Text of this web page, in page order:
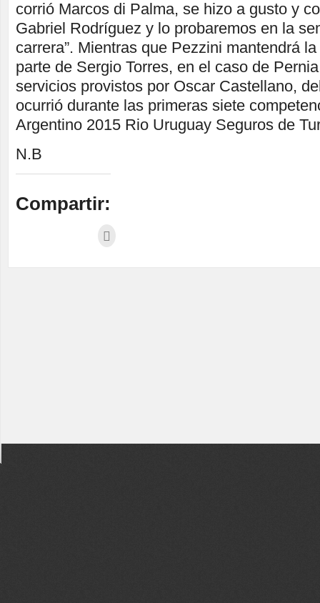
corrió Marcos di Palma, se hizo a gusto y
Gabriel Rodríguez y lo probaremos en la
carrera”. Mientras que Pezzini mantendrá
parte de Sergio Torres, en el caso de
servicios provistos por Oscar Castellano,
ocurrió durante las primeras siete
Argentino 2015 Rio Uruguay Seguros de
N.B
Compartir: